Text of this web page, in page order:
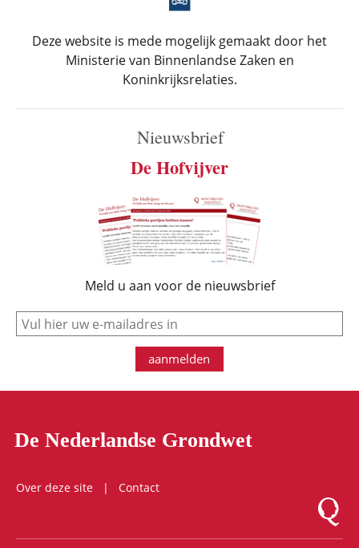
Deze website is mede mogelijk gemaakt door het
Ministerie van Binnenlandse Zaken en
Koninkrijksrelaties.
Nieuwsbrief
De Hofvijver
Meld u aan voor de nieuwsbrief
e-mail
aanmelden
De Nederlandse Grondwet
Over deze site
Contact
Logo